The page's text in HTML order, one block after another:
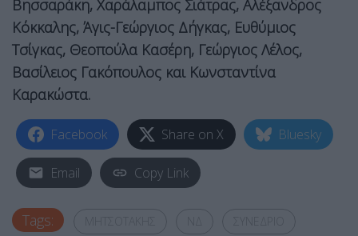
Βησσαράκη, Χαράλαμπος Σιάτρας, Αλέξανδρος
Κόκκαλης, Άγις-Γεώργιος Δήγκας, Ευθύμιος
Τσίγκας, Θεοπούλα Κασέρη, Γεώργιος Λέλος,
Βασίλειος Γακόπουλος και Κωνσταντίνα
Καρακώστα.
Facebook Share on X Bluesky
Email Copy Link
Tags: